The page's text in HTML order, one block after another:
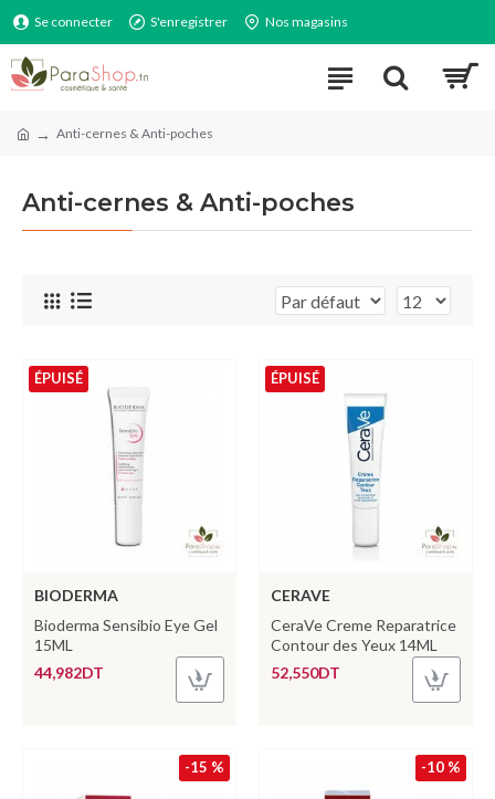
Se connecter S'enregistrer Nos magasins
Anti-cernes & Anti-poches
Anti-cernes & Anti-poches
ÉPUISÉ
BIODERMA
Bioderma Sensibio Eye Gel
15ML
44,982DT
ÉPUISÉ
CERAVE
CeraVe Creme Reparatrice
Contour des Yeux 14ML
52,550DT
-15 % -10 %